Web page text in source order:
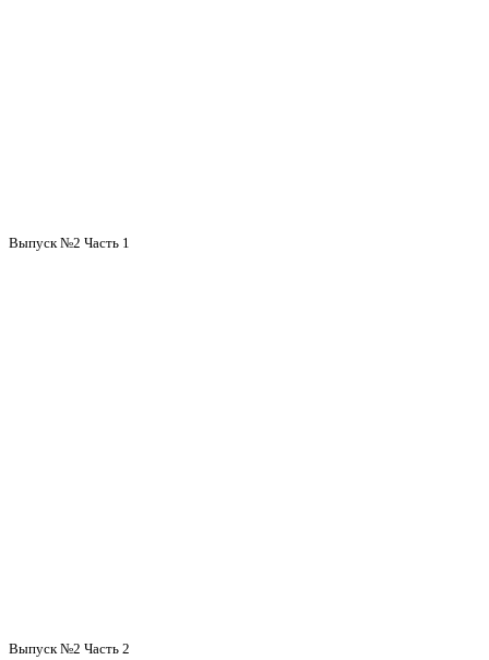
Выпуск №2 Часть 1
Выпуск №2 Часть 2